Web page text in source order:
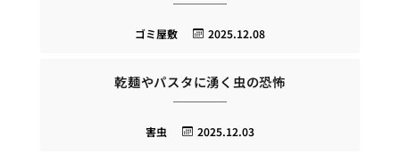
2025.12.08
ゴミ屋敷
乾麺やパスタに湧く虫の恐怖
2025.12.03
害虫